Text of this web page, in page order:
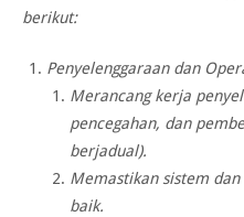
berikut:
Penyelenggaraan dan
Merancang kerja
pencegahan, dan
berjadual).
Memastikan sistem
baik.